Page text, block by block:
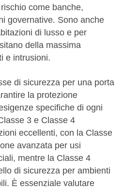
come banche,
governative. Sono anche
di lusso e per
della massima
e intrusioni.
di sicurezza per una porta
la protezione
specifiche di ogni
3 e Classe 4
eccellenti, con la Classe
avanzata per usi
mentre la Classe 4
di sicurezza per ambienti
È essenziale valutare